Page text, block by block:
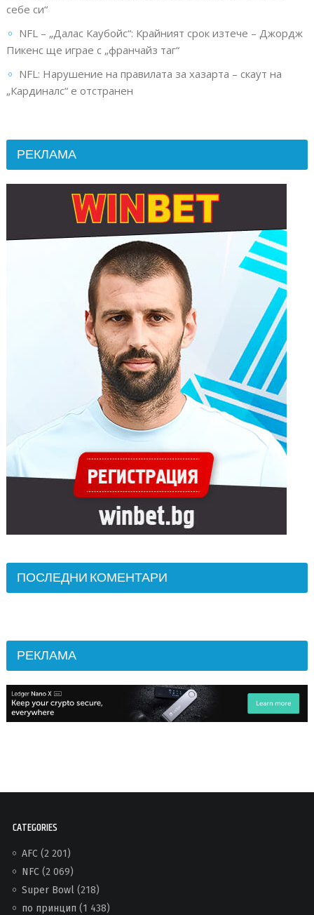
себе си“
NFL – „Далас Каубойс“: Крайният срок изтече – Джордж
Пикенс ще играе с „франчайз таг“
NFL: Нарушение на правилата за хазарта – скаут на
„Кардиналс“ е отстранен
РЕКЛАМА
ПОСЛЕДНИ КОМЕНТАРИ
РЕКЛАМА
CATEGORIES
AFC(2 201)
NFC(2 069)
Super Bowl(218)
по принцип (1 438)